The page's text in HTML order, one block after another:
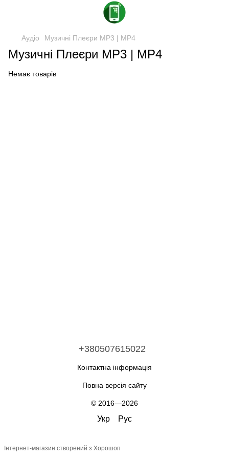
Аудіо Музичні Плеєри MP3 | MP4
Музичні Плеєри MP3 | MP4
Немає товарів
+380507615022
Контактна інформація
Повна версія сайту
© 2016—2026
Укр Рус
Інтернет-магазин створений з Хорошоп